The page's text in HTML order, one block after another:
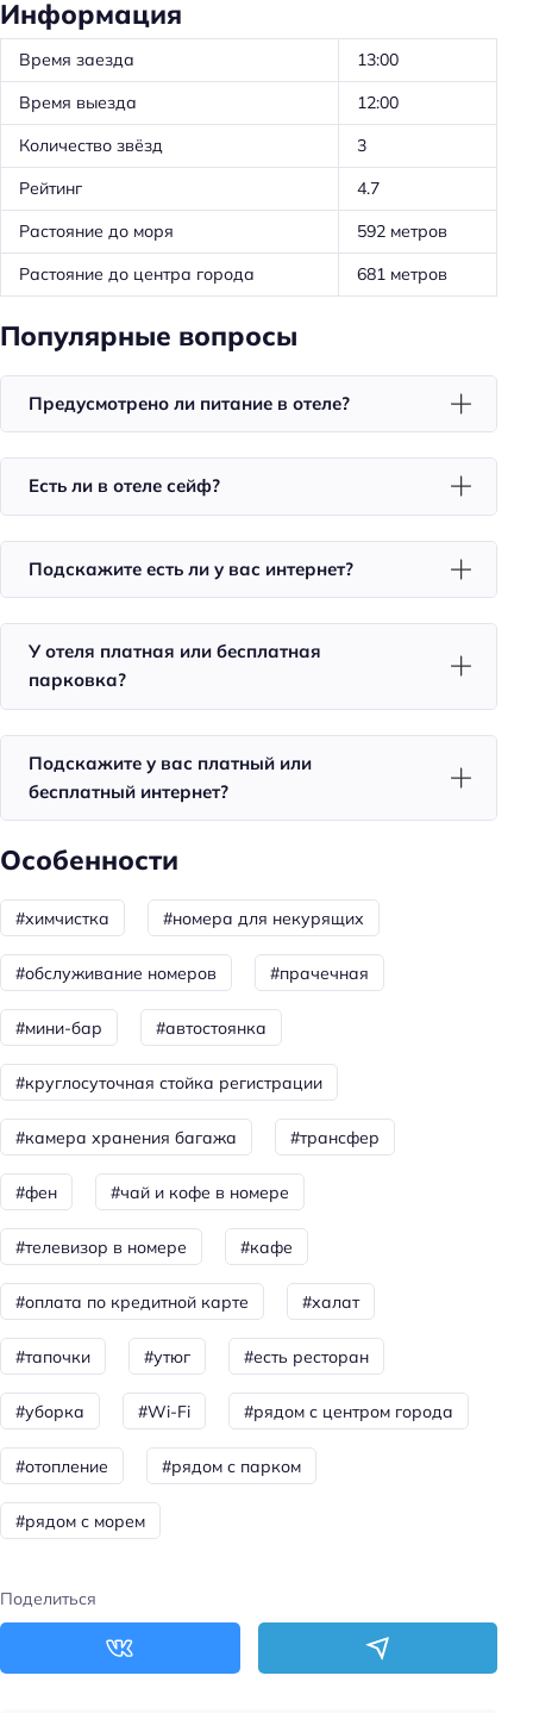
Удобства в номерах
Мини-бар
Чай/кофе в номерах
Номера для некурящих
Тапочки
Телевизор в номере
Уборка
Кафе
Бар
Завтрак
Ресторан
Красота и здоровье
Джакузи
Бизнес-услуги
Оснащение бизнес-центра: компьютер
Конференц-зал
Общая информация
Отопление
Тип гостиницы: бизнес-отель
Номеров: 32
Сад
Питание: завтрак (шведский стол)
Питание: континентальный завтрак
Способ оплаты: банковским переводом
Цена номера (ночь): от 4000 ₽/ночь
Доступность
Номер и удобства на первом этаже
Парковка
Парковка
Информация
Время заезда
13:00
Время выезда
12:00
Количество звёзд
3
Рейтинг
4.7
Растояние до моря
592 метров
Растояние до центра города
681 метров
Популярные вопросы
Предусмотрено ли питание в отеле?
Есть ли в отеле сейф?
Подскажите есть ли у вас интернет?
У отеля платная или бесплатная
парковка?
Подскажите у вас платный или
бесплатный интернет?
Особенности
#химчистка #номера для некурящих
#обслуживание номеров #прачечная
#мини-бар #автостоянка
#круглосуточная стойка регистрации
#камера хранения багажа #трансфер
#фен #чай и кофе в номере
#телевизор в номере #кафе
#оплата по кредитной карте #халат
#тапочки #утюг #есть ресторан
#уборка #Wi-Fi #рядом с центром города
#отопление #рядом с парком
#рядом с морем
Поделиться